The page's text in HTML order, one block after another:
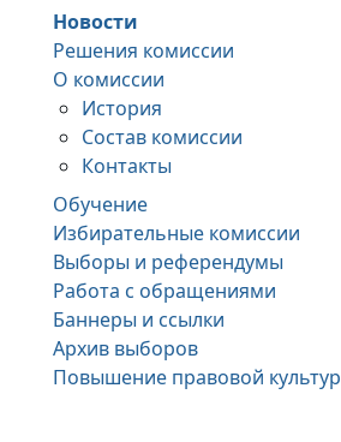
Новости
Решения комиссии
О комиссии
История
Состав комиссии
Контакты
Обучение
Избирательные комиссии
Выборы и референдумы
Работа с обращениями
Баннеры и ссылки
Архив выборов
Повышение правовой